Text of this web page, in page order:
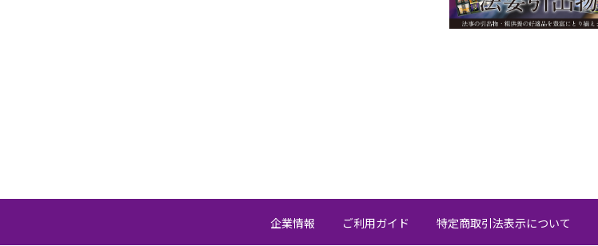
企業情報 ご利用ガイド 特定商取引法表示について